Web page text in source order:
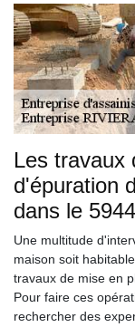
Les travaux
d'épuration
dans le
Une multitude
maison soit
travaux de mise en
Pour faire ces
rechercher des